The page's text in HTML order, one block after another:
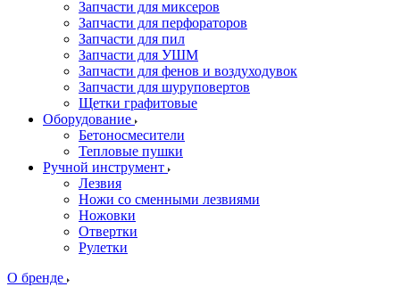
Запчасти для миксеров
Запчасти для перфораторов
Запчасти для пил
Запчасти для УШМ
Запчасти для фенов и воздуходувок
Запчасти для шуруповертов
Щетки графитовые
Оборудование
Бетоносмесители
Тепловые пушки
Ручной инструмент
Лезвия
Ножи со сменными лезвиями
Ножовки
Отвертки
Рулетки
О бренде